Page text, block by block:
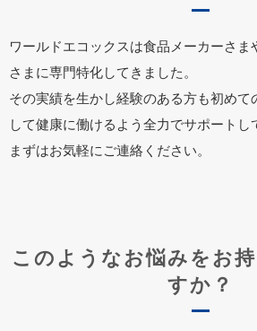
ワールドエコックスは食品メーカーさま
さまに専門特化してきました。
その実績を生かし経験のある方も初めて
して健康に働けるよう全力でサポートし
まずはお気軽にご連絡ください。
このようなお悩みをお
すか？